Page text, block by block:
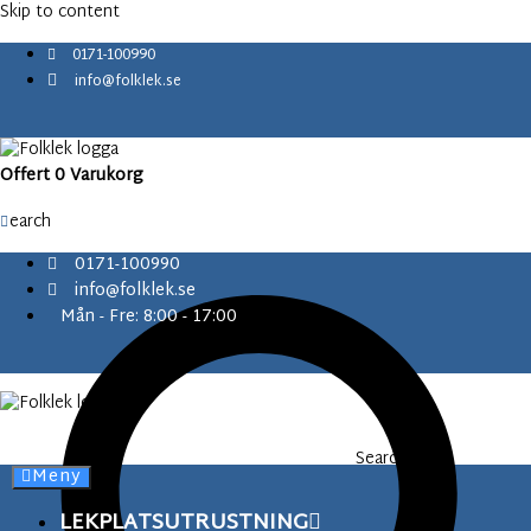
content
Skip to content
0171-100990
info@folklek.se
Offert0Varukorg
Search
0171-100990
info@folklek.se
Mån - Fre: 8:00 - 17:00
Search
Meny